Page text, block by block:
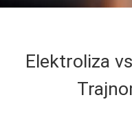
Elektroliza